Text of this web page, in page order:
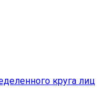
круга лиц